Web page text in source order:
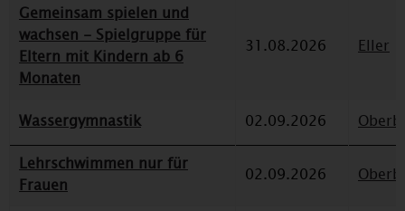
Gemeinsam spielen und
wachsen - Spielgruppe für
Eltern mit Kindern ab 6
Monaten
31.08.2026 Eller
Wassergymnastik 02.09.2026
Lehrschwimmen nur für
Frauen
02.09.2026